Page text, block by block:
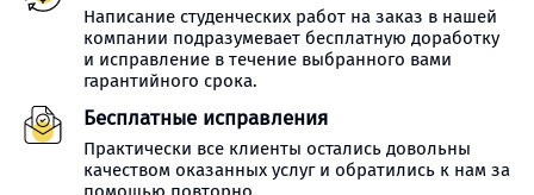
Написание студенческих работ на заказ в нашей
компании подразумевает бесплатную доработку
и исправление в течение выбранного вами
гарантийного срока.
Бесплатные исправления
Практически все клиенты остались довольны
качеством оказанных услуг и обратились к нам за